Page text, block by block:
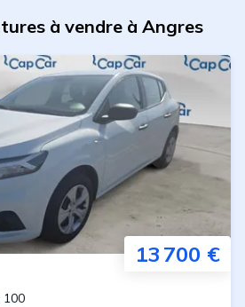
à vendre à Angres
13 700 €
100